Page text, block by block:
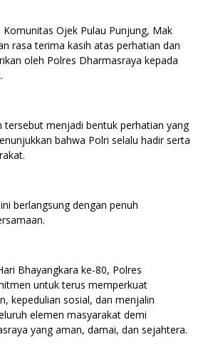
Ojek Pulau Punjung, Mak
rasa terima kasih atas perhatian dan
oleh Polres Dharmasraya kepada
tersebut menjadi bentuk perhatian yang
bahwa Polri selalu hadir serta
berlangsung dengan penuh
Bhayangkara ke-80, Polres
untuk terus memperkuat
kepedulian sosial, dan menjalin
elemen masyarakat demi
yang aman, damai, dan sejahtera.